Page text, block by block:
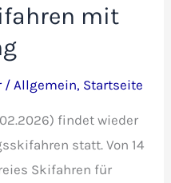
mit
/ Allgemein, Startseite
findet wieder
statt. Von 14
Skifahren für